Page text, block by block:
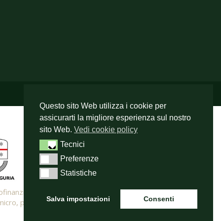
del
piccole e medie imprese
Questo sito Web utilizza i cookie per
assicurarti la migliore esperienza sul nostro
sito Web. Vedi cookie policy
TecniciTecnici
PreferenzePreferenze
StatisticheStatistiche
Salva impostazioni Consenti